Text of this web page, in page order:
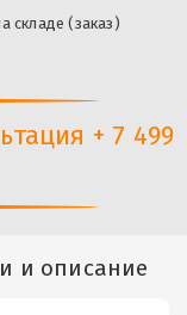
складе (заказ)
+ 7 499
и описание